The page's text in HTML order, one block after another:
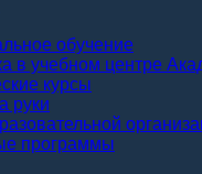
обучение
в учебном центре
курсы
руки
программы